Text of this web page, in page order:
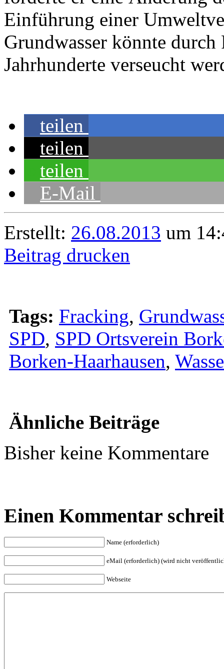
Einführung einer
Grundwasser könnte
Jahrhunderte verseucht
teilen
teilen
teilen
E-Mail
Erstellt: 26.08.2013 um
Beitrag drucken
Tags: Fracking,
SPD, SPD Ortsverein
Borken-Haarhausen,
Ähnliche Beiträge
Bisher keine Kommentare
Einen Kommentar
Name (erforderlich)
eMail (erforderlich) (wird nicht
Webseite